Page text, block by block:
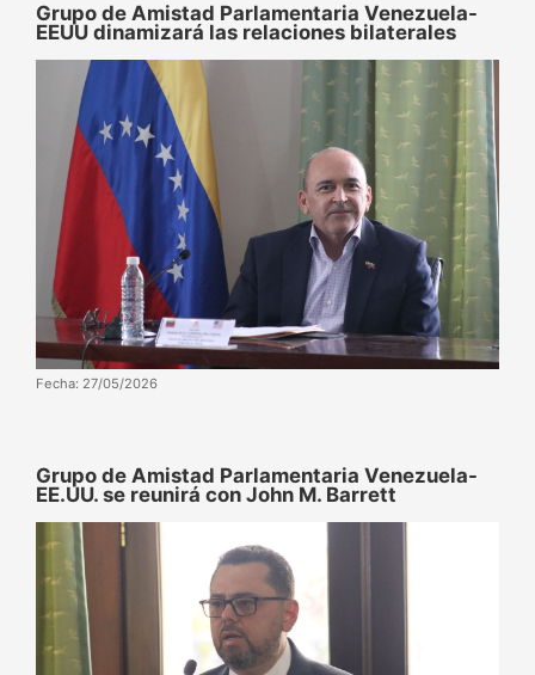
Grupo de Amistad Parlamentaria Venezuela-
EEUU dinamizará las relaciones bilaterales
Fecha: 27/05/2026
Grupo de Amistad Parlamentaria Venezuela-
EE.UU. se reunirá con John M. Barrett